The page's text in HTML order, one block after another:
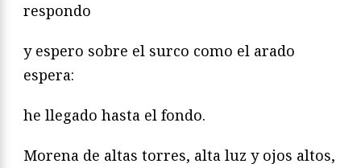
respondo
y espero sobre el surco como el arado
espera:
he llegado hasta el fondo.
Morena de altas torres, alta luz y ojos altos,